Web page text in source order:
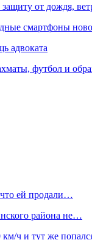
от дождя,
смартфоны
адвоката
футбол и
что ей продали…
района не…
км/ч и тут же